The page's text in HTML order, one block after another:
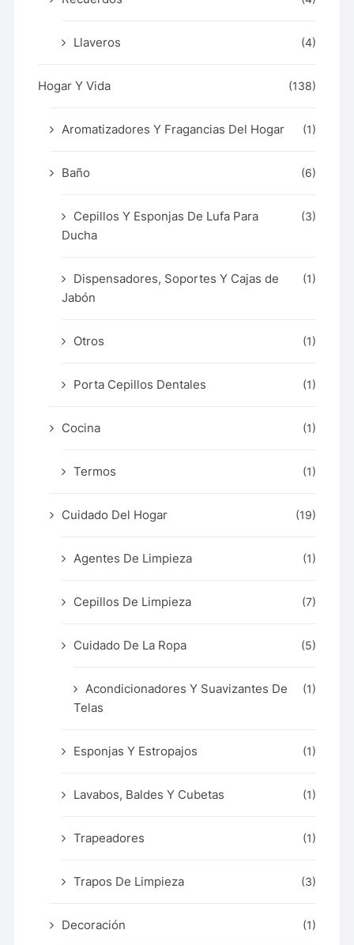
Llaveros (4)
Hogar Y Vida (138)
Aromatizadores Y Fragancias Del Hogar (1)
Baño (6)
Cepillos Y Esponjas De Lufa Para
Ducha
(3)
Dispensadores, Soportes Y Cajas de
Jabón
(1)
Otros (1)
Porta Cepillos Dentales (1)
Cocina (1)
Termos (1)
Cuidado Del Hogar (19)
Agentes De Limpieza (1)
Cepillos De Limpieza (7)
Cuidado De La Ropa (5)
Acondicionadores Y Suavizantes De
Telas
(1)
Esponjas Y Estropajos (1)
Lavabos, Baldes Y Cubetas (1)
Trapeadores (1)
Trapos De Limpieza (3)
Decoración (1)